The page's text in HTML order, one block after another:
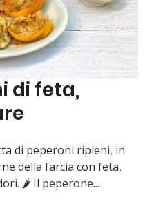
di feta,
di peperoni ripieni, in
della farcia con feta,
🌶 Il peperone...